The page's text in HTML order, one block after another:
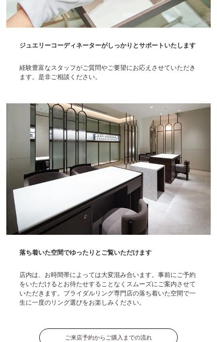
ジュエリーコーディネーターがしっかりとサポートいたします
経験豊富なスタッフがご質問やご要望にお応えさせていただき
ます。是非ご相談ください。
落ち着いた空間でゆったりとご覧いただけます
店内は、お時間帯によっては大変混み合います。事前にご予約
をいただけるとお待たせすることなくスムーズにご案内させて
いただきます。ブライダルリング専門店の落ち着いた空間で一
生に一度のリング選びをお楽しみください。
ご来店予約からご購入までの流れ